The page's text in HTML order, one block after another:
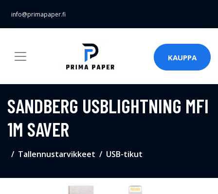
info@primapaper.fi
KAUPPA
SANDBERG USBLIGHTNING MFI
1M SAVER
Tallennustarvikkeet USB-tikut